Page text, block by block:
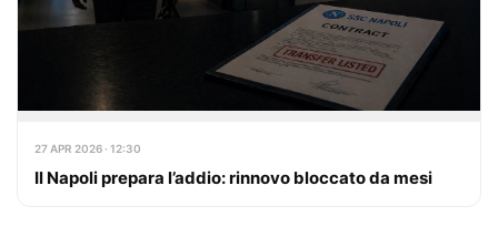
27 APR 2026 · 12:30
Il Napoli prepara l’addio: rinnovo bloccato da mesi